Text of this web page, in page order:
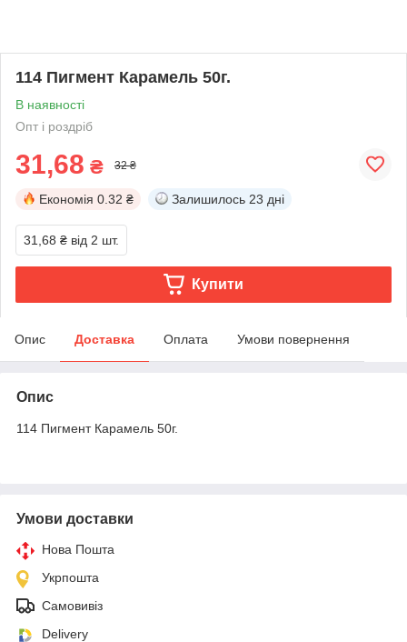
114 Пигмент Карамель 50г.
В наявності
Опт і роздріб
31,68 ₴ 32 ₴
Економія 0.32 ₴ Залишилось 23 дні
31,68 ₴ від 2 шт.
Купити
Опис Доставка Оплата Умови повернення
Опис
114 Пигмент Карамель 50г.
Умови доставки
Нова Пошта
Укрпошта
Самовивіз
Delivery